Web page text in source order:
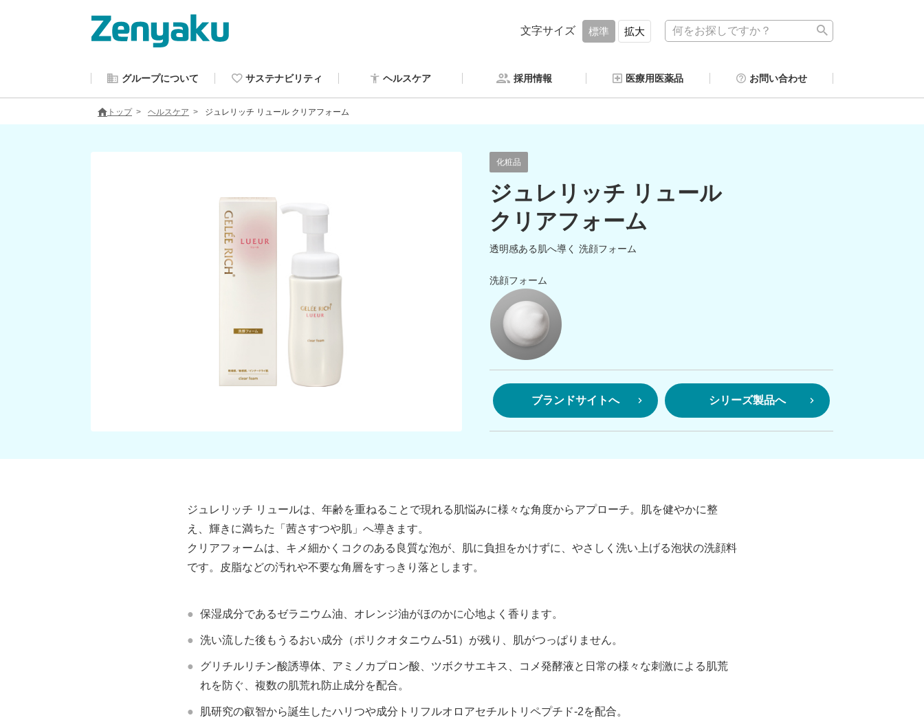
文字サイズ 標準 拡大
グループについて サステナビリティ ヘルスケア 採用情報 医療用医薬品 お問い合わせ
トップ ヘルスケア ジュレリッチ リュール クリアフォーム
化粧品
ジュレリッチ リュール
クリアフォーム
透明感ある肌へ導く 洗顔フォーム
洗顔フォーム
ブランドサイトへ シリーズ製品へ
ジュレリッチ リュールは、年齢を重ねることで現れる肌悩みに様々な角度からアプローチ。肌を健やかに整
え、輝きに満ちた「茜さすつや肌」へ導きます。
クリアフォームは、キメ細かくコクのある良質な泡が、肌に負担をかけずに、やさしく洗い上げる泡状の洗顔料
です。皮脂などの汚れや不要な角層をすっきり落とします。
保湿成分であるゼラニウム油、オレンジ油がほのかに心地よく香ります。
洗い流した後もうるおい成分（ポリクオタニウム-51）が残り、肌がつっぱりません。
グリチルリチン酸誘導体、アミノカプロン酸、ツボクサエキス、コメ発酵液と日常の様々な刺激による肌荒
れを防ぐ、複数の肌荒れ防止成分を配合。
肌研究の叡智から誕生したハリつや成分トリフルオロアセチルトリペプチド-2を配合。